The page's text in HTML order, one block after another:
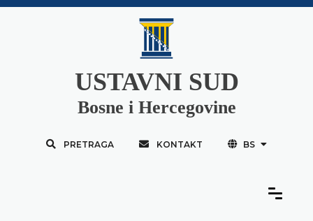
USTAVNI SUD
Bosne i Hercegovine
PRETRAGA KONTAKT BS